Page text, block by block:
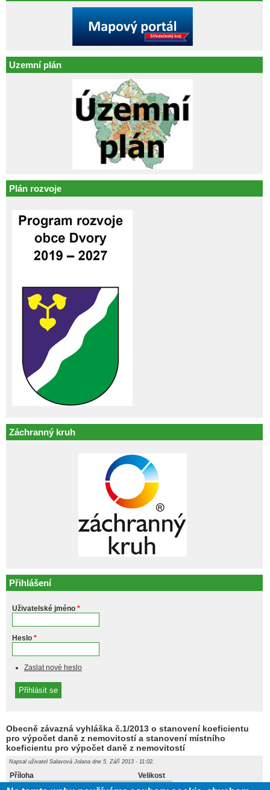
Uzemní plán
Plán rozvoje
Záchranný kruh
Přihlášení
Uživatelské jméno *
Heslo *
Zaslat nové heslo
Obecně závazná vyhláška č.1/2013 o stanovení koeficientu
pro výpočet daně z nemovitostí a stanovení místního
koeficientu pro výpočet daně z nemovitostí
Napsal uživatel Salavová Jolana dne 5. Září 2013 - 11:02.
Příloha
Velikost
50.5 KB